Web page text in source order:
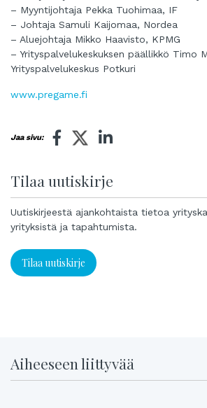
– Myyntijohtaja Pekka Tuohimaa, IF
– Johtaja Samuli Kaijomaa, Nordea
– Aluejohtaja Mikko Haavisto, KPMG
– Yrityspalvelukeskuksen päällikkö Timo
Yrityspalvelukeskus Potkuri
www.pregame.fi
Jaa sivu:
Tilaa uutiskirje
Uutiskirjeestä ajankohtaista tietoa
yrityksistä ja tapahtumista.
Tilaa uutiskirje
Aiheeseen liittyvää